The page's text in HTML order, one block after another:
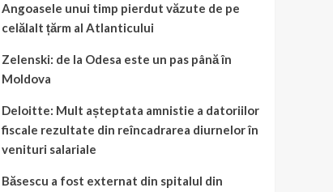
Angoasele unui timp pierdut văzute de pe
celălalt țărm al Atlanticului
Zelenski: de la Odesa este un pas până în
Moldova
Deloitte: Mult așteptata amnistie a datoriilor
fiscale rezultate din reîncadrarea diurnelor în
venituri salariale
Băsescu a fost externat din spitalul din